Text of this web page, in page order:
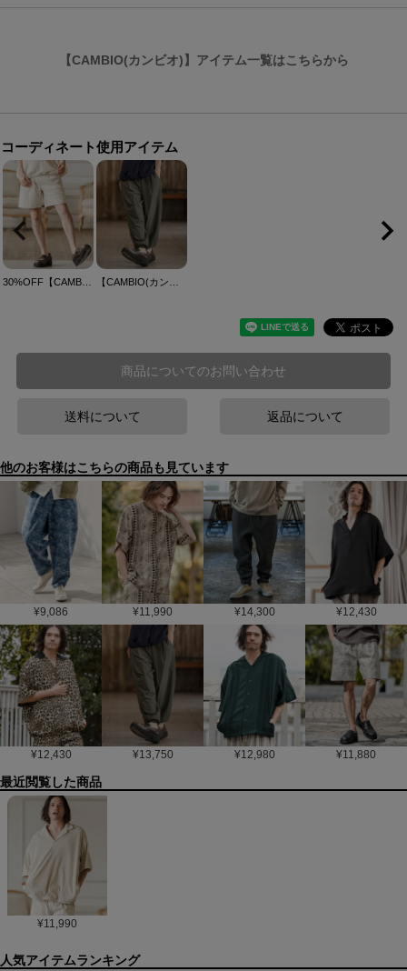
【CAMBIO(カンビオ)】アイテム一覧はこちらから
コーディネート使用アイテム
商品についてのお問い合わせ
送料について 返品について
他のお客様はこちらの商品も見ています
¥9,086 ¥11,990 ¥14,300 ¥12,430
¥12,430 ¥13,750 ¥12,980 ¥11,880
最近閲覧した商品
¥11,990